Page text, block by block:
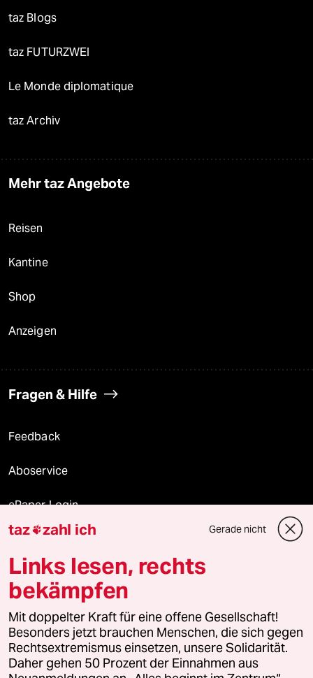
taz Blogs
taz FUTURZWEI
Le Monde diplomatique
taz Archiv
Mehr taz Angebote
Reisen
Kantine
Shop
Anzeigen
Fragen & Hilfe
Feedback
Aboservice
ePaper Login
Downloads für Abonnierende
© 2026 taz Verlags und Vertriebs GmbH
Alle Rechte vorbehalten. Bei rechtlichen Fragen oder für Genehmigungen
wenden Sie sich bitte an
lizenzen@taz.de
Feedback Redaktionsstatut Kommune-Richtlinien
taz zahl ich Gerade nicht
Links lesen, rechts
bekämpfen
Mit doppelter Kraft für eine offene Gesellschaft!
Besonders jetzt brauchen Menschen, die sich gegen
Rechtsextremismus einsetzen, unsere Solidarität.
Daher gehen 50 Prozent der Einnahmen aus